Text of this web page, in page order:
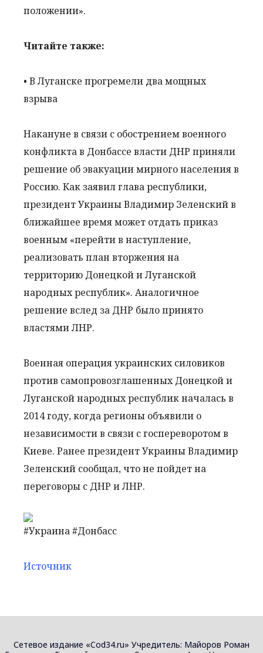
положении».
Читайте также:
• В Луганске прогремели два мощных
взрыва
Накануне в связи с обострением военного
конфликта в Донбассе власти ДНР приняли
решение об эвакуации мирного населения в
Россию. Как заявил глава республики,
президент Украины Владимир Зеленский в
ближайшее время может отдать приказ
военным «перейти в наступление,
реализовать план вторжения на
территорию Донецкой и Луганской
народных республик». Аналогичное
решение вслед за ДНР было принято
властями ЛНР.
Военная операция украинских силовиков
против самопровозглашенных Донецкой и
Луганской народных республик началась в
2014 году, когда регионы объявили о
независимости в связи с госпереворотом в
Киеве. Ранее президент Украины Владимир
Зеленский сообщал, что не пойдет на
переговоры с ДНР и ЛНР.
#Украина #Донбасс
Источник
Сетевое издание «Cod34.ru» Учредитель: Майоров Роман